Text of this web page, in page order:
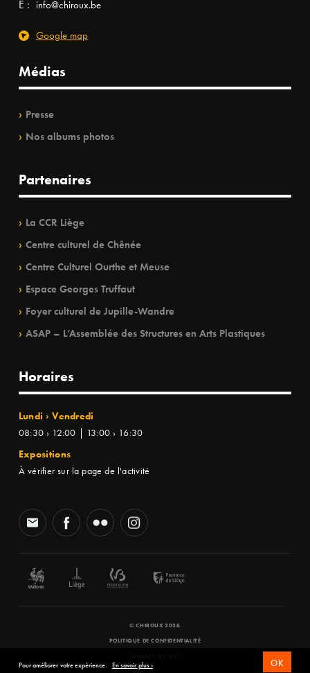
E : info@chiroux.be
Google map
Médias
Presse
Nos albums photos
Partenaires
La CCR Liège
Centre culturel de Chênée
Centre Culturel Ourthe et Meuse
Espace Georges Truffaut
Foyer culturel de Jupille-Wandre
ASAP – L’Assemblée des Structures en Arts Plastiques
Horaires
Lundi › Vendredi
08:30 › 12:00 | 13:00 › 16:30
Expositions
À vérifier sur la page de l'activité
© CHIROUX 2026
POLITIQUE DE CONFIDENTIALITÉ
Pour améliorer votre expérience. En savoir plus › OK